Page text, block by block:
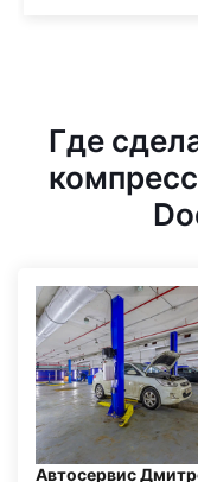
Где
Автосервис